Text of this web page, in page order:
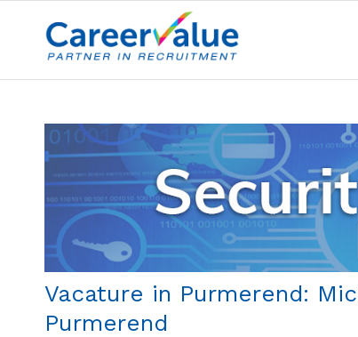
Vacature in Purmerend:
Purmerend